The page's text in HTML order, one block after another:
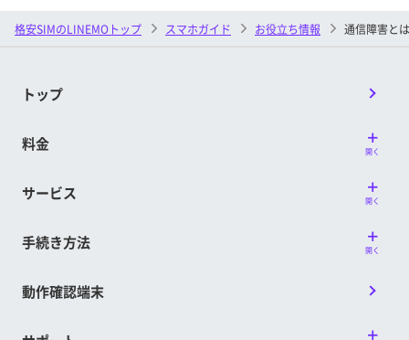
格安SIMのLINEMOトップ スマホガイド お役立ち情報 通信障害と
トップ
料金 開く
サービス 開く
手続き方法 開く
動作確認端末